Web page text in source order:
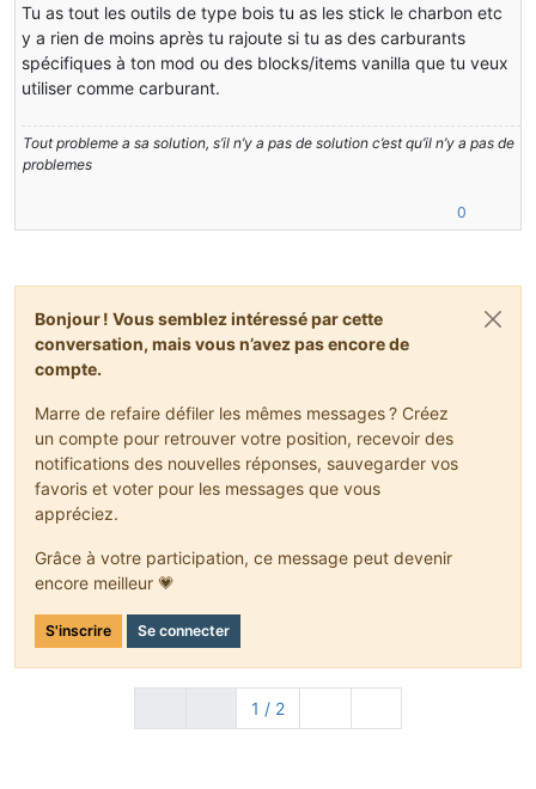
Tu as tout les outils de type bois tu as les stick le charbon etc
y a rien de moins après tu rajoute si tu as des carburants
spécifiques à ton mod ou des blocks/items vanilla que tu veux
utiliser comme carburant.
Tout probleme a sa solution, s’il n’y a pas de solution c’est qu’il n’y a pas de
problemes
0
Bonjour ! Vous semblez intéressé par cette
conversation, mais vous n’avez pas encore de
compte.
Marre de refaire défiler les mêmes messages ? Créez
un compte pour retrouver votre position, recevoir des
notifications des nouvelles réponses, sauvegarder vos
favoris et voter pour les messages que vous
appréciez.
Grâce à votre participation, ce message peut devenir
encore meilleur 💗
S'inscrire Se connecter
1 / 2